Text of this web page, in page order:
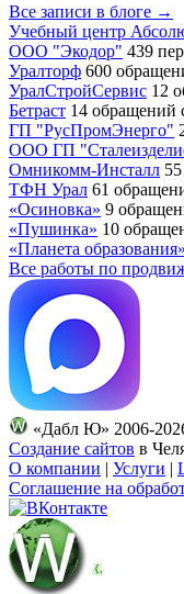
Все записи в блоге →
Учебный центр
ООО "Экодор" 439
Уралторф 600
УралСтройСервис 12
Бетраст 14 обращений
ГП "РусПромЭнерго"
ООО ГП
Омникомм-Инсталл
ТФН Урал 61
«Осиновка» 9
«Пушинка» 10
«Планета образования»
Все работы по
«Дабл Ю» 2006-
Создание сайтов в
О компании | Услуги |
Соглашение на